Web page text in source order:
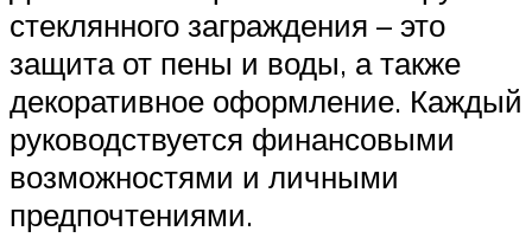
стеклянного заграждения – это
защита от пены и воды, а также
декоративное оформление. Каждый
руководствуется финансовыми
возможностями и личными
предпочтениями.